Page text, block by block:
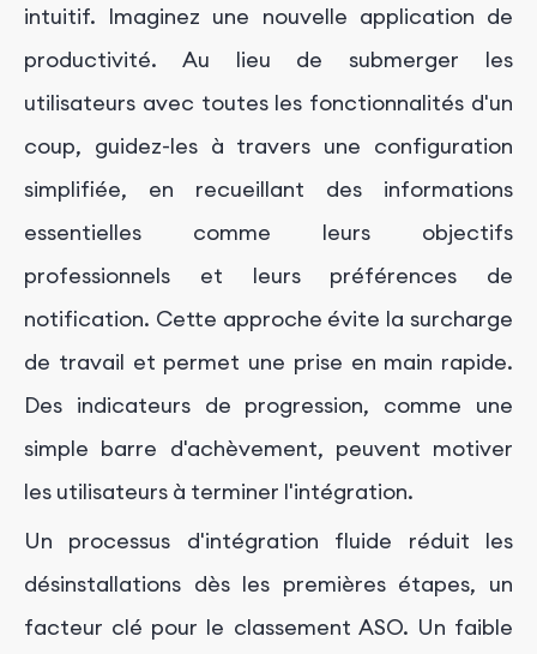
intuitif. Imaginez une nouvelle application de
productivité. Au lieu de submerger les
utilisateurs avec toutes les fonctionnalités d'un
coup, guidez-les à travers une configuration
simplifiée, en recueillant des informations
essentielles comme leurs objectifs
professionnels et leurs préférences de
notification. Cette approche évite la surcharge
de travail et permet une prise en main rapide.
Des indicateurs de progression, comme une
simple barre d'achèvement, peuvent motiver
les utilisateurs à terminer l'intégration.
Un processus d'intégration fluide réduit les
désinstallations dès les premières étapes, un
facteur clé pour le classement ASO. Un faible